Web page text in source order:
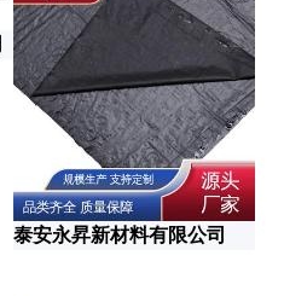
泰安永昇新材料有限公司